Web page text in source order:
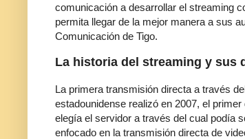
comunicación a desarrollar el streaming
permita llegar de la mejor manera a sus
Comunicación de Tigo.
La historia del streaming y sus
La primera transmisión directa a través
estadounidense realizó en 2007, el
elegía el servidor a través del cual podía
enfocado en la transmisión directa de